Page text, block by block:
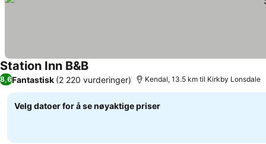
Station Inn B&B
8,6Fantastisk (2 220 vurderinger) Kendal, 13.5 km til Kirkby Lonsdale
Velg datoer for å se nøyaktige priser